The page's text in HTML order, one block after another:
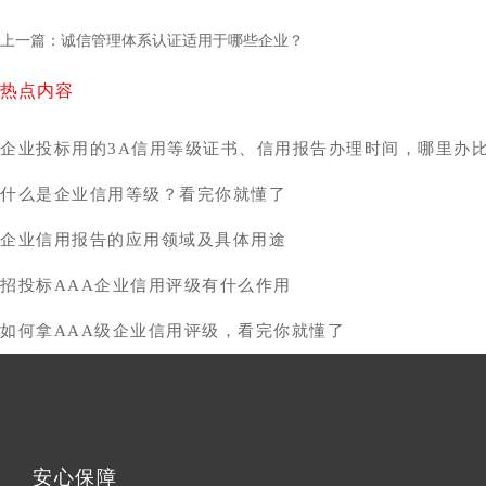
上一篇：诚信管理体系认证适用于哪些企业？
热点内容
企业投标用的3A信用等级证书、信用报告办理时间，哪里办
什么是企业信用等级？看完你就懂了
企业信用报告的应用领域及具体用途
招投标AAA企业信用评级有什么作用
如何拿AAA级企业信用评级，看完你就懂了
安心保障